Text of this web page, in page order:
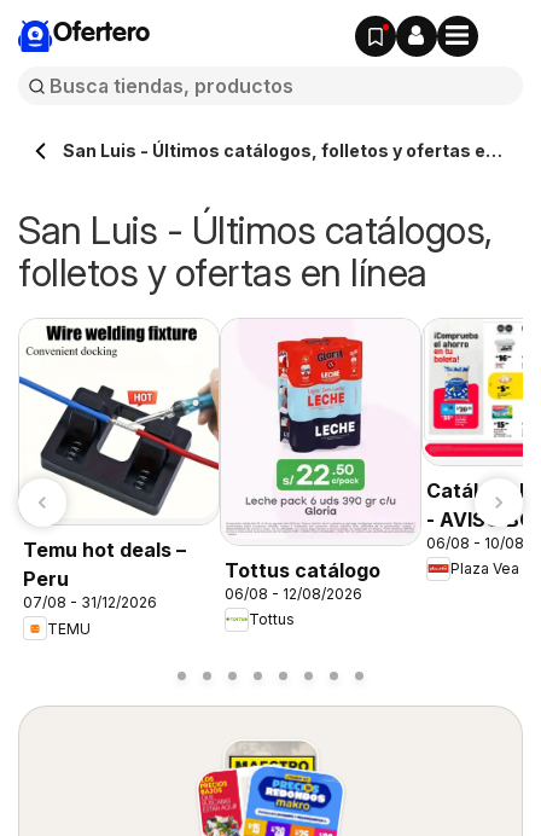
Ofertero
San Luis - Últimos catálogos, folletos y ofertas en
San Luis - Últimos catálogos,
folletos y ofertas en línea
Temu hot deals –
Peru
07/08 - 31/12/2026
TEMU
Tottus catálogo
06/08 - 12/08/2026
Tottus
Catálogo
- AVISO
FDS1
06/08 - 10/08/
Plaza Vea